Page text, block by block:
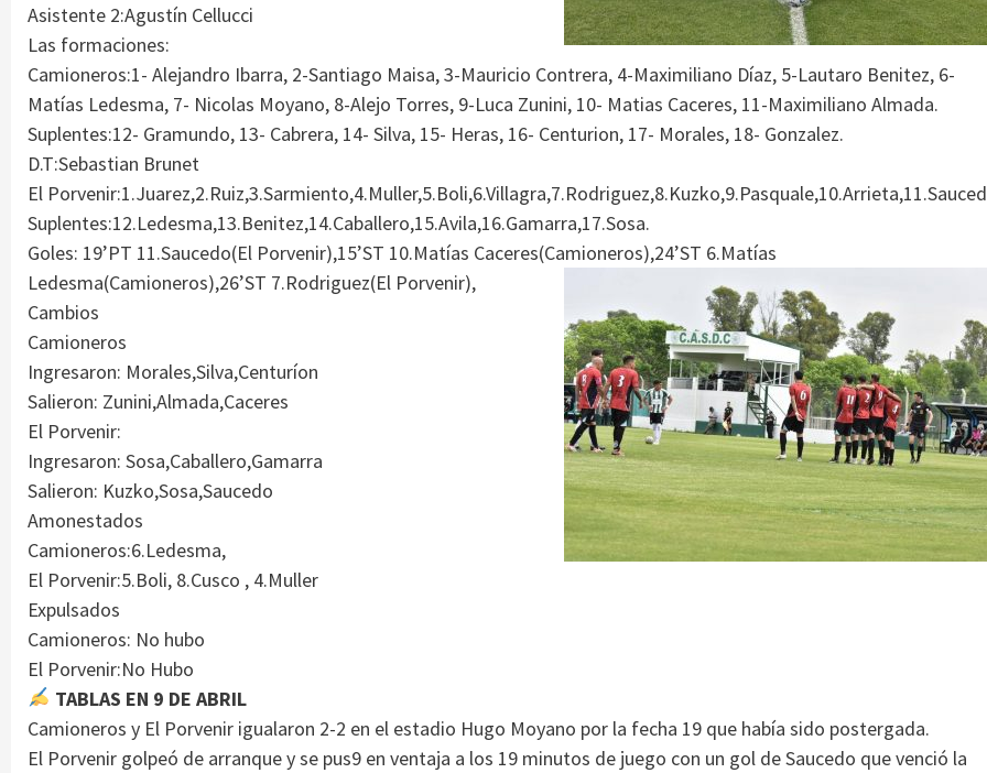
Asistente 2:Agustín Cellucci
Las formaciones:
Camioneros:1- Alejandro Ibarra, 2-Santiago Maisa, 3-Mauricio Contrera, 4-Maximiliano Díaz, 5-Lautaro Benitez, 6-
Matías Ledesma, 7- Nicolas Moyano, 8-Alejo Torres, 9-Luca Zunini, 10- Matias Caceres, 11-Maximiliano Almada.
Suplentes:12- Gramundo, 13- Cabrera, 14- Silva, 15- Heras, 16- Centurion, 17- Morales, 18- Gonzalez.
D.T:Sebastian Brunet
El
Suplentes:12.Ledesma,13.Benitez,14.Caballero,15.Avila,16.Gamarra,17.Sosa.
Goles: 19’PT 11.Saucedo(El Porvenir),15’ST 10.Matías Caceres(Camioneros),24’ST 6.Matías
Ledesma(Camioneros),26’ST 7.Rodriguez(El Porvenir),
Cambios
Camioneros
Ingresaron: Morales,Silva,Centuríon
Salieron: Zunini,Almada,Caceres
El Porvenir:
Ingresaron: Sosa,Caballero,Gamarra
Salieron: Kuzko,Sosa,Saucedo
Amonestados
Camioneros:6.Ledesma,
El Porvenir:5.Boli, 8.Cusco , 4.Muller
Expulsados
Camioneros: No hubo
El Porvenir:No Hubo
TABLAS EN 9 DE ABRIL
Camioneros y El Porvenir igualaron 2-2 en el estadio Hugo Moyano por la fecha 19 que había sido postergada.
El Porvenir golpeó de arranque y se pus9 en ventaja a los 19 minutos de juego con un gol de Saucedo que venció la